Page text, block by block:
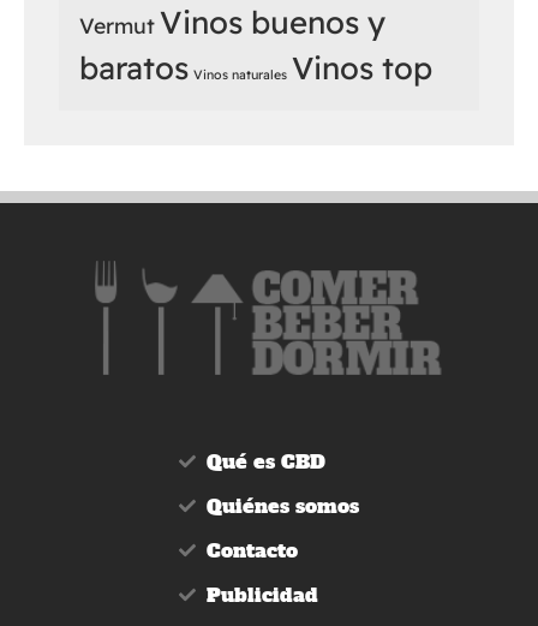
Vermut Vinos buenos y
baratos Vinos naturales Vinos top
Qué es CBD
Quiénes somos
Contacto
Publicidad